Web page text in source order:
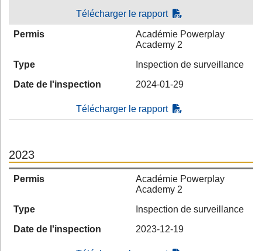
Télécharger le rapport
Permis
Académie Powerplay
Academy 2
Type
Inspection de surveillance
Date de l'inspection
2024-01-29
Télécharger le rapport
2023
Permis
Académie Powerplay
Academy 2
Type
Inspection de surveillance
Date de l'inspection
2023-12-19